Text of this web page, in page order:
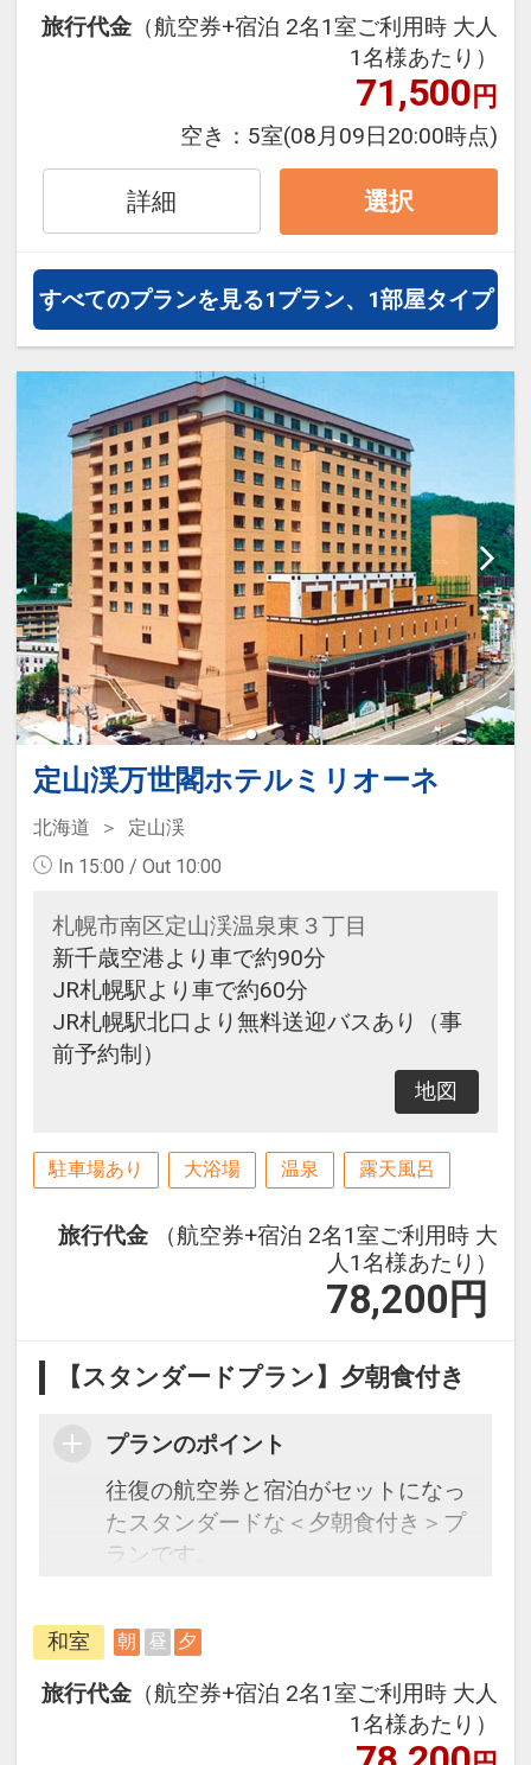
にも最適！
旅行期間中の1泊だけの宿泊や延
泊・飛び泊なども自由自在です。
フライトは、安心のJAL（または
JALグループ）確約！フライトマイ
ル50%貯まります。
オプションでレンタカーや現地交
通・体験プランなどの追加（同時予
約）が可能なプランもございます。
1～5歳の添い寝のお子様は、施設使
用料としてお一人様2,750円が別途
お支払い下さい(現地払い)
旅行代金 （航空券+宿泊 2名1室ご利用時 大人
1名様あたり）
71,500円
空き： 5室(08月09日20:00時点)
詳細 選択
すべてのプランを見る1プラン、1部屋タイプ
定山渓万世閣ホテルミリオーネ
北海道
定山渓
In 15:00 / Out 10:00
札幌市南区定山渓温泉東３丁目
新千歳空港より車で約90分
JR札幌駅より車で約60分
JR札幌駅北口より無料送迎バスあり（事
前予約制）
地図
駐車場あり 大浴場 温泉 露天風呂
旅行代金
（航空券+宿泊 2名1室ご利用時 大
人1名様あたり）
78,200 円
【スタンダードプラン】夕朝食付き
プランのポイント
往復の航空券と宿泊がセットになっ
たスタンダードな＜夕朝食付き＞プ
ランです。
ら、一都市滞在はもちろん周遊旅行
にも最適！
旅行期間中の1泊だけの宿泊や延
泊・飛び泊なども自由自在です。
和室 朝 昼 夕
旅行代金 （航空券+宿泊 2名1室ご利用時 大人
1名様あたり）